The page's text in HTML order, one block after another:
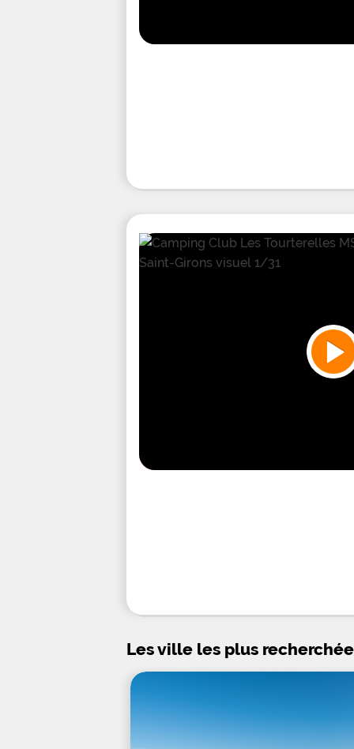
Les ville les plus